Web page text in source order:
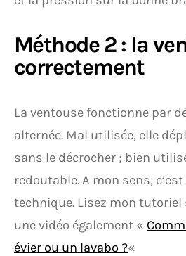
Méthode 2 : la
correctement
La ventouse fonctionne par
alternée. Mal utilisée, elle
sans le décrocher ; bien
redoutable. A mon sens,
technique. Lisez mon tutoriel
une vidéo également «
évier ou un lavabo ?«